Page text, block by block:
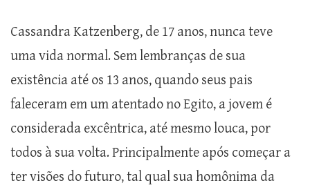
Cassandra Katzenberg, de 17 anos, nunca teve
uma vida normal. Sem lembranças de sua
existência até os 13 anos, quando seus pais
faleceram em um atentado no Egito, a jovem é
considerada excêntrica, até mesmo louca, por
todos à sua volta. Principalmente após começar a
ter visões do futuro, tal qual sua homônima da